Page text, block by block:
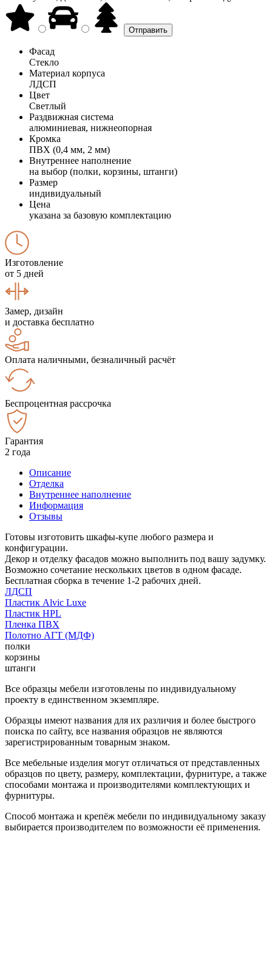
Фасад
Стекло
Материал корпуса
ЛДСП
Цвет
Светлый
Раздвижная система
алюминиевая, нижнеопорная
Кромка
ПВХ (0,4 мм, 2 мм)
Внутреннее наполнение
на выбор (полки, корзины, штанги)
Размер
индивидуальный
Цена
указана за базовую комплектацию
Изготовление
от 5 дней
Замер, дизайн
и доставка бесплатно
Оплата наличными, безналичный расчёт
Беспроцентная рассрочка
Гарантия
2 года
Описание
Отделка
Внутреннее наполнение
Информация
Отзывы
Готовы изготовить шкафы-купе любого размера и
конфигурации.
Декор и отделку фасадов можно выполнить под вашу задумку.
Возможно сочетание нескольких цветов в одном фасаде.
Бесплатная сборка в течение 1-2 рабочих дней.
ЛДСП
Пластик Alvic Luxe
Пластик HPL
Пленка ПВХ
Полотно АГТ (МДФ)
полки
корзины
штанги
Все образцы мебели изготовлены по индивидуальному
проекту в единственном экземпляре.
Образцы имеют названия для их различия и более быстрого
поиска по сайту, все названия образцов не являются
зарегистрированным товарным знаком.
Все мебельные изделия могут отличаться от представленных
образцов по цвету, размеру, комплектации, фурнитуре, а также
способами монтажа и производителями комплектующих и
фурнитуры.
Способ монтажа и крепёж мебели по индивидуальному заказу
выбирается производителем по возможности её применения.